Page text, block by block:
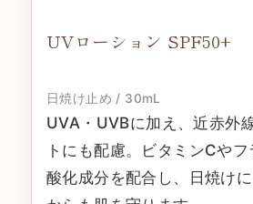
UVローション SPF50+
日焼け止め / 30mL
UVA・UVBに加え、近赤外
トにも配慮。ビタミンCや
酸化成分を配合し、日焼け